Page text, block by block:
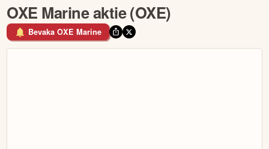
OXE Marine aktie (OXE)
Bevaka OXE Marine